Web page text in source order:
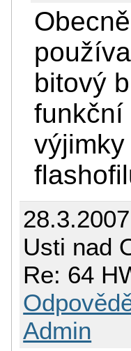
bitový
funkční
Usti nad
Re: 64
Admin